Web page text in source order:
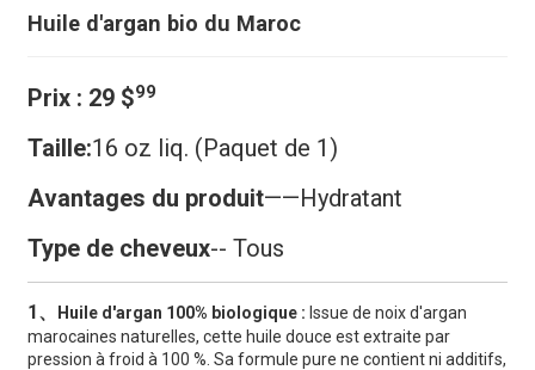
Huile d'argan bio du Maroc
Prix ​​: 29 $99
Taille:16 oz liq. (Paquet de 1)
Avantages du produit——Hydratant
Type de cheveux-- Tous
1、 Huile d'argan 100% biologique : Issue de noix d'argan
marocaines naturelles, cette huile douce est extraite par
pression à froid à 100 %. Sa formule pure ne contient ni additifs,